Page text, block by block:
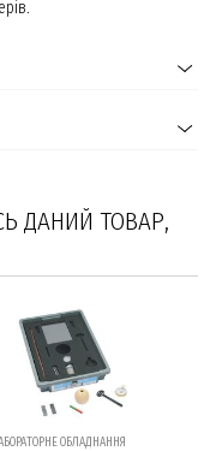
ДАНИЙ ТОВАР,
ОБЛАДНАННЯ